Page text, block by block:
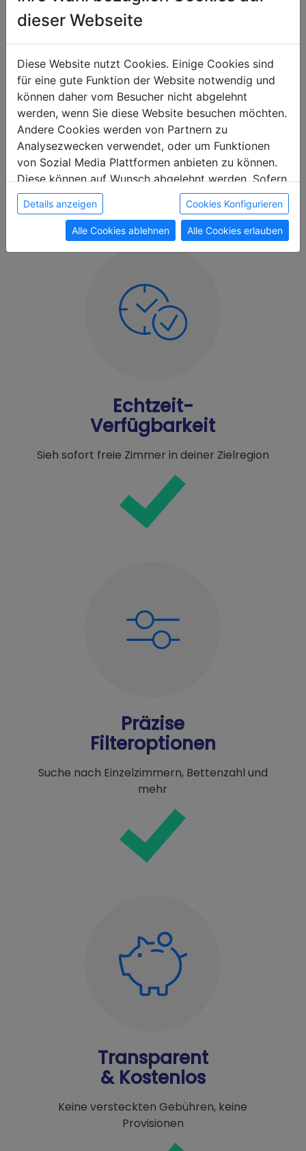
Wir bringen neue Standards für
Monteurzimmer.
Setz auf Qualität und
Verlässlichkeit.
Schnell. Einfach.
Deine Vorteile auf einen
Blick
Echtzeit-
Verfügbarkeit
Sieh sofort freie Zimmer in deiner Zielregion
Präzise
Filteroptionen
Suche nach Einzelzimmern, Bettenzahl und
mehr
Transparent
& Kostenlos
Keine versteckten Gebühren, keine
Provisionen
dieser Webseite
Diese Website nutzt Cookies. Einige Cookies sind
für eine gute Funktion der Website notwendig und
können daher vom Besucher nicht abgelehnt
werden, wenn Sie diese Website besuchen möchten.
Andere Cookies werden von Partnern zu
Analysezwecken verwendet, oder um Funktionen
von Sozial Media Plattformen anbieten zu können.
Diese können auf Wunsch abgelehnt werden. Sofern
sie unsere Webseite weiter nutzen, geben Sie
Einwilligung zu unseren Cookies.
Details anzeigen Cookies Konfigurieren
Alle Cookies ablehnen Alle Cookies erlauben